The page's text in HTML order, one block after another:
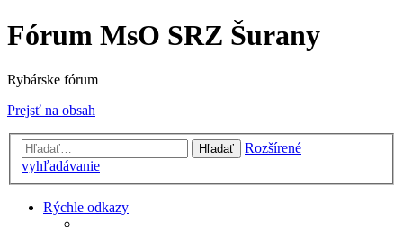
Fórum MsO SRZ Šurany
Rybárske fórum
Prejsť na obsah
Hľadať
Rozšírené
vyhľadávanie
Rýchle odkazy